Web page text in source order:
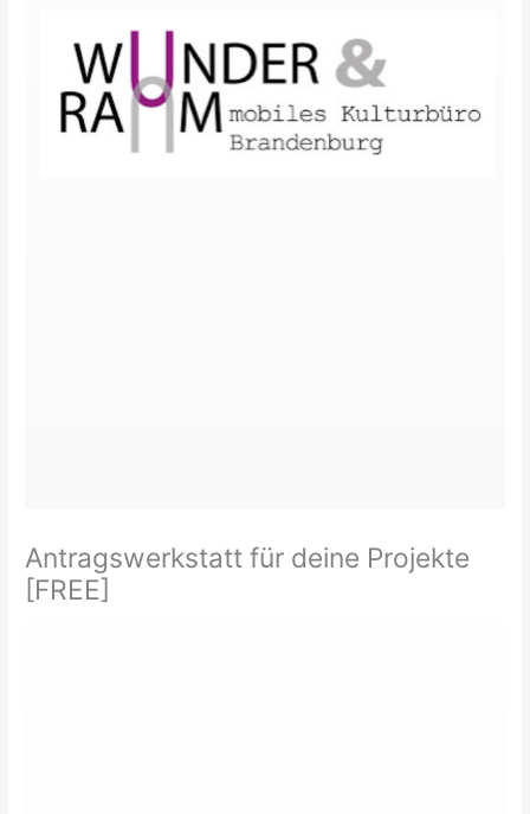
Antragswerkstatt für deine Projekte
[FREE]